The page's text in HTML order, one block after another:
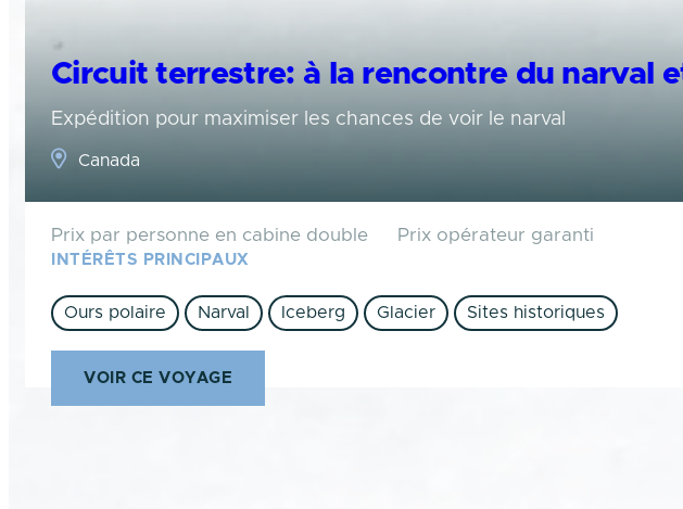
Circuit terrestre: à la rencontre du narval
Expédition pour maximiser les chances de voir le narval
Canada
Prix par personne en cabine double Prix opérateur garanti
INTÉRÊTS PRINCIPAUX
Ours polaire Narval Iceberg Glacier Sites historiques
VOIR CE VOYAGE